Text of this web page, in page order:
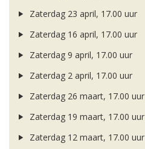
Zaterdag 23 april, 17.00 uur
Zaterdag 16 april, 17.00 uur
Zaterdag 9 april, 17.00 uur
Zaterdag 2 april, 17.00 uur
Zaterdag 26 maart, 17.00 uur
Zaterdag 19 maart, 17.00 uur
Zaterdag 12 maart, 17.00 uur